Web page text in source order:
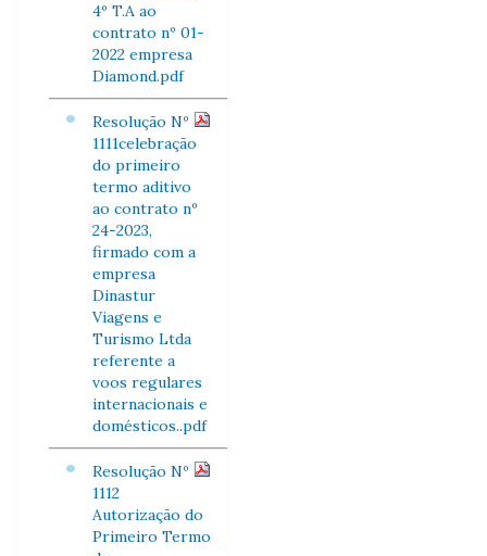
4º T.A ao
contrato nº 01-
2022 empresa
Diamond.pdf
Resolução Nº
1111celebração
do primeiro
termo aditivo
ao contrato nº
24-2023,
firmado com a
empresa
Dinastur
Viagens e
Turismo Ltda
referente a
voos regulares
internacionais e
domésticos..pdf
Resolução Nº
1112
Autorização do
Primeiro Termo